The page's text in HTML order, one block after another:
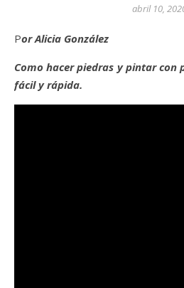
abril 10,
Por Alicia González
Como hacer piedras y pintar con
fácilyrápida.